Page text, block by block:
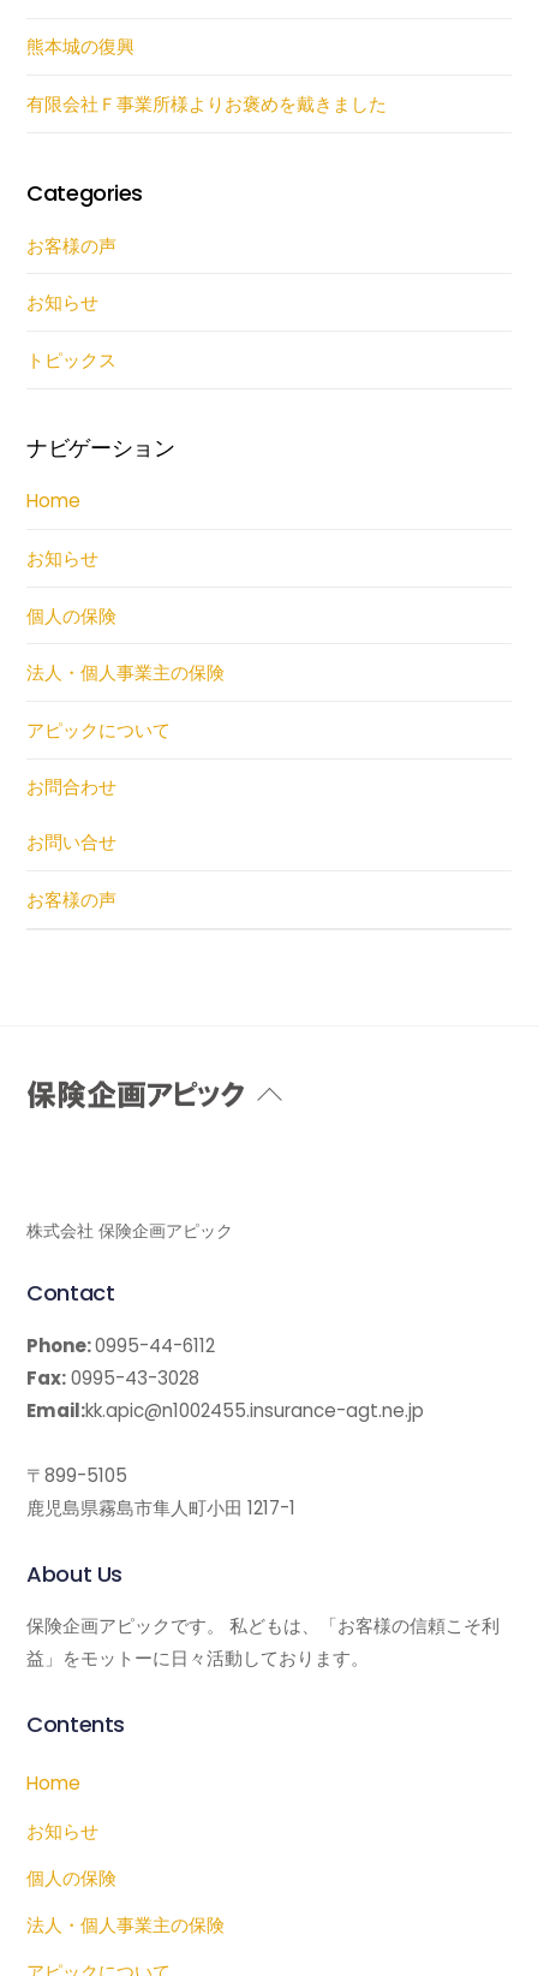
熊本城の復興
有限会社Ｆ事業所様よりお褒めを戴きました
Categories
お客様の声
お知らせ
トピックス
ナビゲーション
Home
お知らせ
個人の保険
法人・個人事業主の保険
アピックについて
お問合わせ
お問い合せ
お客様の声
Back
株式会社 保険企画アピック
Contact
Phone:0995-44-6112
Fax:0995-43-3028
Email:kk.apic@n1002455.insurance-agt.ne.jp
〒899-5105
鹿児島県霧島市隼人町小田 1217-1
About Us
保険企画アピックです。 私どもは、「お客様の信頼こそ利
益」をモットーに日々活動しております。
Contents
Home
お知らせ
個人の保険
法人・個人事業主の保険